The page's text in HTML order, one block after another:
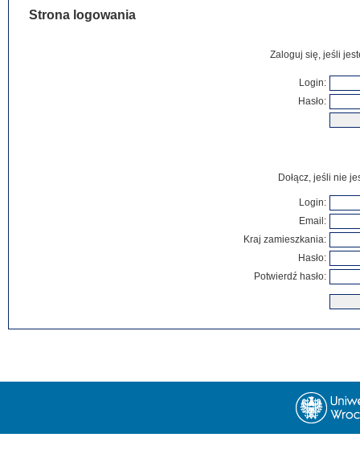
Strona logowania
Zaloguj się, jeśli
Login:
Hasło:
Dołącz, jeśli nie
Login:
Email:
Kraj zamieszkania:
Hasło:
Potwierdź hasło: